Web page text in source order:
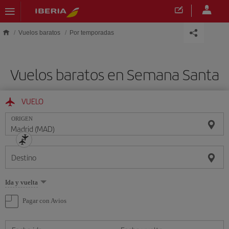
Saltar al contenido principal
Vuelos baratos Por temporadas
Vuelos baratos en Semana Santa
VUELO
ORIGEN
Destino
Seleccione
una
opción
Ida y vuelta
Pagar con Avios